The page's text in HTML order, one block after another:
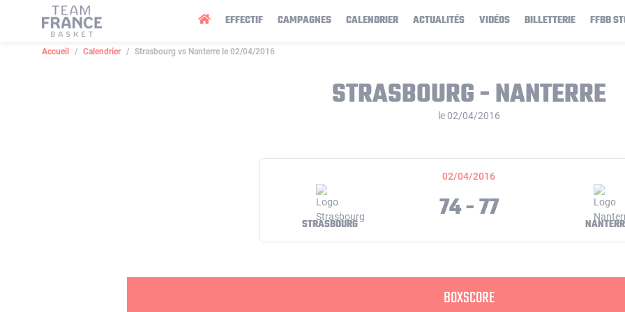
EFFECTIF CAMPAGNES CALENDRIER ACTUALITÉS VIDÉOS BILLETTERIE FFBB
Accueil Calendrier Strasbourg vs Nanterre le 02/04/2016
STRASBOURG - NANTERRE
le 02/04/2016
02/04/2016
STRASBOURG 74 - 77
BOXSCORE
Panneau de gestion des cookies